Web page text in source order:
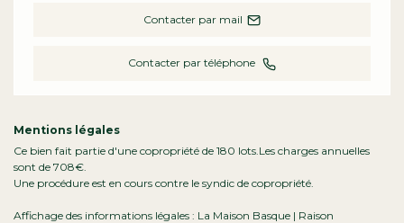
Contacter par mail
Contacter par téléphone
Mentions légales
Ce bien fait partie d'une copropriété de 180 lots.Les charges annuelles
sont de 708€.
Une procédure est en cours contre le syndic de copropriété.
Affichage des informations légales : La Maison Basque | Raison